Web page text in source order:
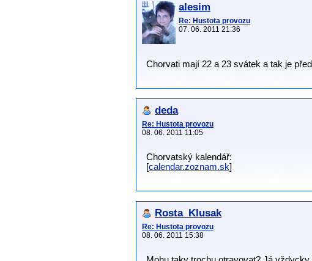
alesim
Re: Hustota provozu
07. 06. 2011 21:36
Chorvati mají 22 a 23 svátek a tak je
deda
Re: Hustota provozu
08. 06. 2011 11:05
Chorvatský kalendář:
[calendar.zoznam.sk]
Rosta_Klusak
Re: Hustota provozu
08. 06. 2011 15:38